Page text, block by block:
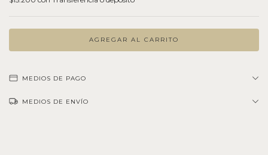
MEDIOS DE PAGO
MEDIOS DE ENVÍO